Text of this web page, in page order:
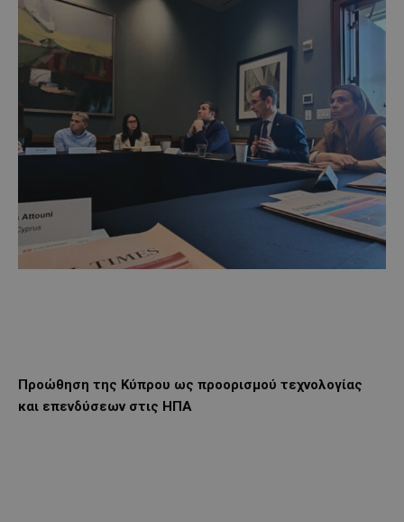
Προώθηση της Κύπρου ως προορισμού τεχνολογίας
και επενδύσεων στις ΗΠΑ